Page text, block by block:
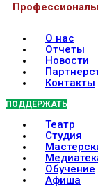
О нас
Отчеты
Новости
Контакты
ПОДДЕРЖАТЬ
Театр
Студия
Обучение
Афиша